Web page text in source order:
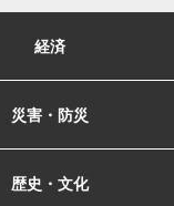
経済
災害・防災
歴史・文化